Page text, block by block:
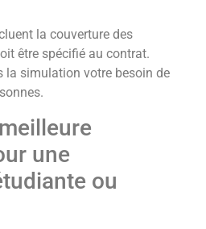
la couverture des
être spécifié au contrat.
la simulation votre besoin de
une
ou